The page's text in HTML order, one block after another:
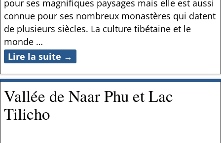
pour ses magnifiques paysages mais elle est aussi
connue pour ses nombreux monastères qui datent
de plusieurs siècles. La culture tibétaine et le
monde …
Lire la suite →
Vallée de Naar Phu et Lac
Tilicho